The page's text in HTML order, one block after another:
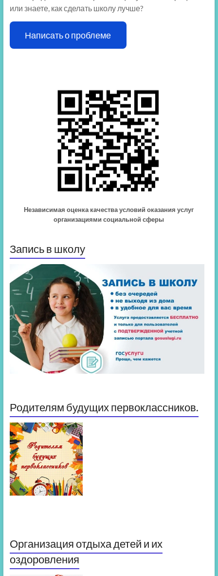
или знаете, как сделать школу лучше?
Написать о проблеме
Независимая оценка качества условий оказания услуг
организациями социальной сферы
Запись в школу
Родителям будущих первоклассников.
Организация отдыха детей и их
оздоровления